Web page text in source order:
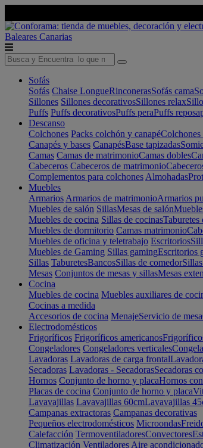
Baleares Canarias
Sofás
Sofás Chaise LongueRinconerasSofás cama
Sillones Sillones decorativosSillones relax
Puffs Puffs decorativosPuffs peraPuffs
Descanso
Colchones Packs colchón y canapéColchones
Canapés y bases CanapésBase tapizadas
Camas Camas de matrimonioCamas dobles
Cabeceros Cabeceros de matrimonio
Complementos para colchones Almohadas
Muebles
Armarios Armarios de matrimonioArmarios
Muebles de salón SillasMesas de salón
Muebles de cocina Sillas de cocinasTaburetes
Muebles de dormitorio Camas matrimonio
Muebles de oficina y teletrabajo Escritorios
Muebles de Gaming Sillas gamingEscritorios
Sillas TaburetesBancosSillas de comedor
Mesas Conjuntos de mesas y sillasMesas
Cocina
Muebles de cocina Muebles auxiliares de
Cocinas a medida
Accesorios de cocina MenajeServicio de mesa
Electrodomésticos
Frigoríficos Frigoríficos americanos
Congeladores Congeladores verticales
Lavadoras Lavadoras de carga frontal
Secadoras Lavadoras - SecadorasSecadoras
Hornos Conjunto de horno y placaHornos
Placas de cocina Conjunto de horno y placa
Lavavajillas Lavavajillas 60cmLavavajillas
Campanas extractoras Campanas decorativas
Pequeños electrodomésticos Microondas
Calefacción TermoventiladoresConvectores
Climatización Ventiladores Aire